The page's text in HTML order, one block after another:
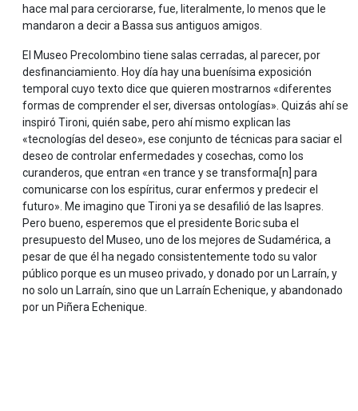
hace mal para cerciorarse, fue, literalmente, lo menos que le
mandaron a decir a Bassa sus antiguos amigos.
El Museo Precolombino tiene salas cerradas, al parecer, por
desfinanciamiento. Hoy día hay una buenísima exposición
temporal cuyo texto dice que quieren mostrarnos «diferentes
formas de comprender el ser, diversas ontologías». Quizás ahí se
inspiró Tironi, quién sabe, pero ahí mismo explican las
«tecnologías del deseo», ese conjunto de técnicas para saciar el
deseo de controlar enfermedades y cosechas, como los
curanderos, que entran «en trance y se transforma[n] para
comunicarse con los espíritus, curar enfermos y predecir el
futuro». Me imagino que Tironi ya se desafilió de las Isapres.
Pero bueno, esperemos que el presidente Boric suba el
presupuesto del Museo, uno de los mejores de Sudamérica, a
pesar de que él ha negado consistentemente todo su valor
público porque es un museo privado, y donado por un Larraín, y
no solo un Larraín, sino que un Larraín Echenique, y abandonado
por un Piñera Echenique.